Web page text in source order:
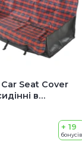
Car Seat Cover
в
+ 19
бонусів